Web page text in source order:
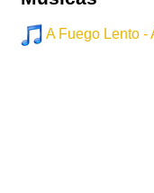
A Fuego Lento -